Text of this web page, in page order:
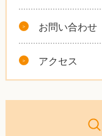
お問い合わせ
アクセス